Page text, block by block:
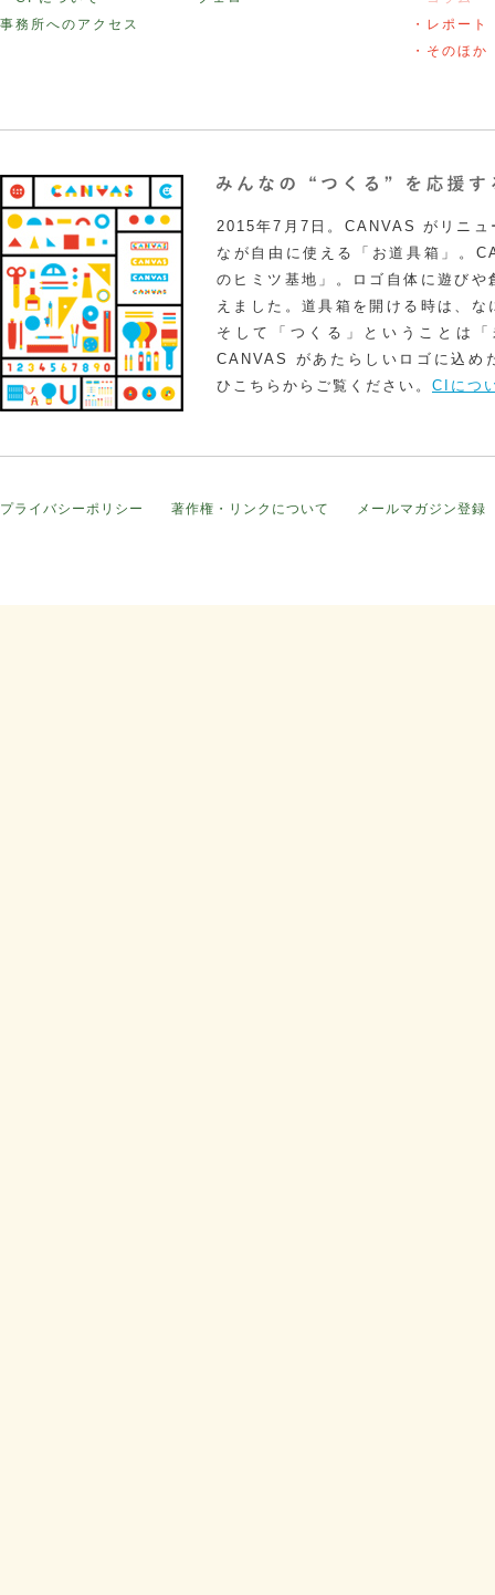
事務所へのアクセス
・レポート
・そのほか
2015年7月7日。CANVAS がリニュ
なが自由に使える「お道具箱」。
のヒミツ基地」。ロゴ自体に遊び
えました。道具箱を開ける時は、
そして「つくる」ということは
CANVAS があたらしいロゴに込め
ひこちらからご覧ください。 CIにつ
プライバシーポリシー 著作権・リンクについて メールマガジン登録